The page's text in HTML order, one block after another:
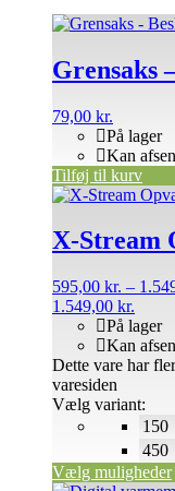
Grensaks
79,00 kr.
På lager
Kan
Tilføj til kurv
X-Stream
595,00 kr. –
1.549,00 kr.
På lager
Kan
Vælg variant:
Vælg muligheder
Dette vare har
varesiden
150
450